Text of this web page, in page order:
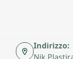
Indirizzo: